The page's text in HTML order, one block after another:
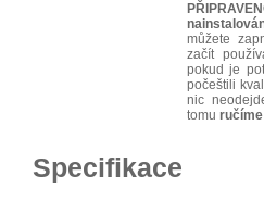
můžete
začít
pokud je
počeštili
nic
tomu
Specifikace